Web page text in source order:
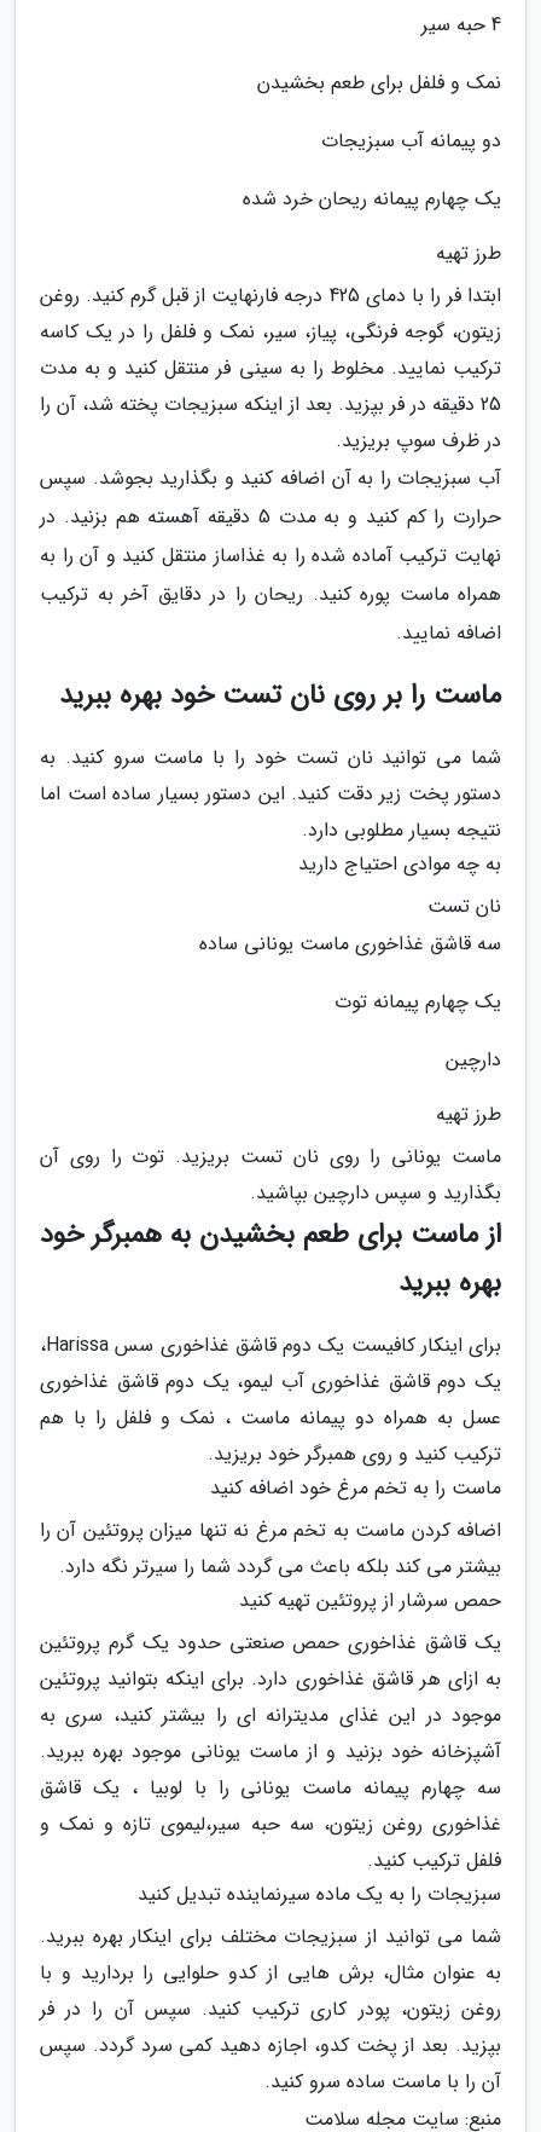
4 حبه سیر
نمک و فلفل برای طعم بخشیدن
دو پیمانه آب سبزیجات
یک چهارم پیمانه ریحان خرد شده
طرز تهیه
ابتدا فر را با دمای 425 درجه فارنهایت از قبل گرم کنید. روغن
زیتون، گوجه فرنگی، پیاز، سیر، نمک و فلفل را در یک کاسه
ترکیب نمایید. مخلوط را به سینی فر منتقل کنید و به مدت
25 دقیقه در فر بپزید. بعد از اینکه سبزیجات پخته شد، آن را
در ظرف سوپ بریزید.
آب سبزیجات را به آن اضافه کنید و بگذارید بجوشد. سپس
حرارت را کم کنید و به مدت 5 دقیقه آهسته هم بزنید. در
نهایت ترکیب آماده شده را به غذاساز منتقل کنید و آن را به
همراه ماست پوره کنید. ریحان را در دقایق آخر به ترکیب
اضافه نمایید.
ماست را بر روی نان تست خود بهره ببرید
شما می توانید نان تست خود را با ماست سرو کنید. به
دستور پخت زیر دقت کنید. این دستور بسیار ساده است اما
نتیجه بسیار مطلوبی دارد.
به چه موادی احتیاج دارید
نان تست
سه قاشق غذاخوری ماست یونانی ساده
یک چهارم پیمانه توت
دارچین
طرز تهیه
ماست یونانی را روی نان تست بریزید. توت را روی آن
بگذارید و سپس دارچین بپاشید.
از ماست برای طعم بخشیدن به همبرگر خود
بهره ببرید
برای اینکار کافیست یک دوم قاشق غذاخوری سس Harissa،
یک دوم قاشق غذاخوری آب لیمو، یک دوم قاشق غذاخوری
عسل به همراه دو پیمانه ماست ، نمک و فلفل را با هم
ترکیب کنید و روی همبرگر خود بریزید.
ماست را به تخم مرغ خود اضافه کنید
اضافه کردن ماست به تخم مرغ نه تنها میزان پروتئین آن را
بیشتر می کند بلکه باعث می گردد شما را سیرتر نگه دارد.
حمص سرشار از پروتئین تهیه کنید
یک قاشق غذاخوری حمص صنعتی حدود یک گرم پروتئین
به ازای هر قاشق غذاخوری دارد. برای اینکه بتوانید پروتئین
موجود در این غذای مدیترانه ای را بیشتر کنید، سری به
آشپزخانه خود بزنید و از ماست یونانی موجود بهره ببرید.
سه چهارم پیمانه ماست یونانی را با لوبیا ، یک قاشق
غذاخوری روغن زیتون، سه حبه سیر،لیموی تازه و نمک و
فلفل ترکیب کنید.
سبزیجات را به یک ماده سیرنماینده تبدیل کنید
شما می توانید از سبزیجات مختلف برای اینکار بهره ببرید.
به عنوان مثال، برش هایی از کدو حلوایی را بردارید و با
روغن زیتون، پودر کاری ترکیب کنید. سپس آن را در فر
بپزید. بعد از پخت کدو، اجازه دهید کمی سرد گردد. سپس
آن را با ماست ساده سرو کنید.
منبع: سایت مجله سلامت